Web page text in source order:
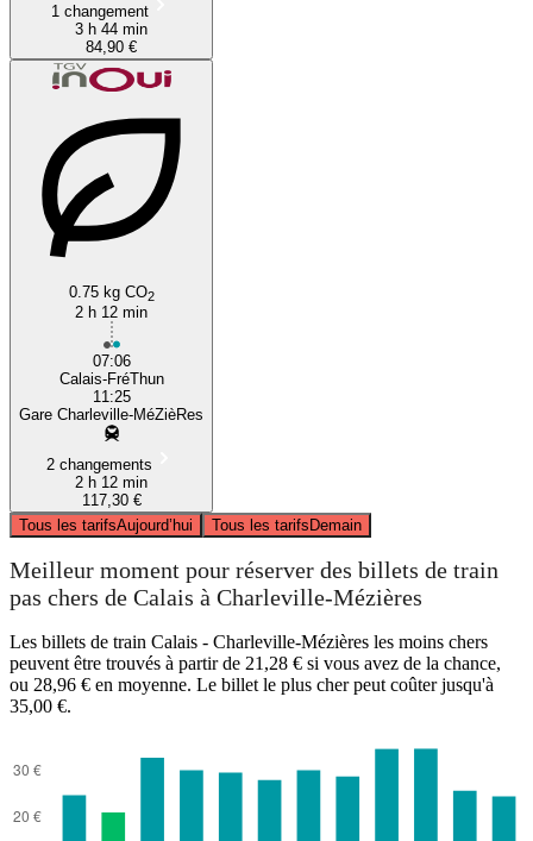
1 changement
3 h 44 min
84,90 €
0.75 kg CO2
2 h 12 min
07:06
Calais-FréThun
11:25
Gare Charleville-MéZièRes
2 changements
2 h 12 min
117,30 €
Tous les tarifsAujourd’hui Tous les tarifsDemain
Meilleur moment pour réserver des billets de train
pas chers de Calais à Charleville-Mézières
Les billets de train Calais - Charleville-Mézières les moins chers
peuvent être trouvés à partir de 21,28 € si vous avez de la chance,
ou 28,96 € en moyenne. Le billet le plus cher peut coûter jusqu'à
35,00 €.